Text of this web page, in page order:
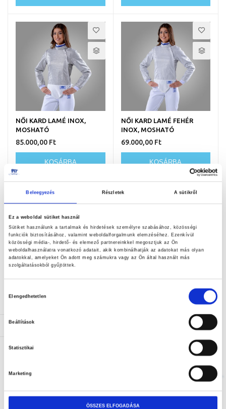
Beleegyezés Részletek A sütikről
Ez a weboldal sütiket használ
Sütiket használunk a tartalmak és hirdetések személyre szabásához, közösségi
funkciók biztosításához, valamint weboldalforgalmunk elemzéséhez. Ezenkívül
közösségi média-, hirdető- és elemező partnereinkkel megosztjuk az Ön
weboldalhasználatra vonatkozó adatait, akik kombinálhatják az adatokat más olyan
adatokkal, amelyeket Ön adott meg számukra vagy az Ön által használt más
szolgáltatásokból gyűjtöttek.
Elengedhetetlen
Beállítások
Statisztikai
Marketing
ÖSSZES ELFOGADÁSA
NŐI KARD LAMÉ INOX,
MOSHATÓ
85.000,00 Ft
KOSÁRBA
NŐI KARD LAMÉ FEHÉR
INOX, MOSHATÓ
69.000,00 Ft
KOSÁRBA
MOSHATÓ
NŐI TŐR LAMÉ FEHÉR INOX,